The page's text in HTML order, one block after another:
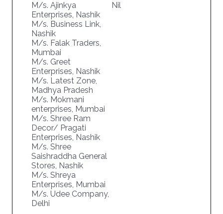
M/s. Ajinkya
Enterprises, Nashik
M/s. Business Link,
Nashik
M/s. Falak Traders,
Mumbai
M/s. Greet
Enterprises, Nashik
M/s. Latest Zone,
Madhya Pradesh
M/s. Mokmani
enterprises, Mumbai
M/s. Shree Ram
Decor/ Pragati
Enterprises, Nashik
M/s. Shree
Saishraddha General
Stores, Nashik
M/s. Shreya
Enterprises, Mumbai
M/s. Udee Company,
Delhi
Nil